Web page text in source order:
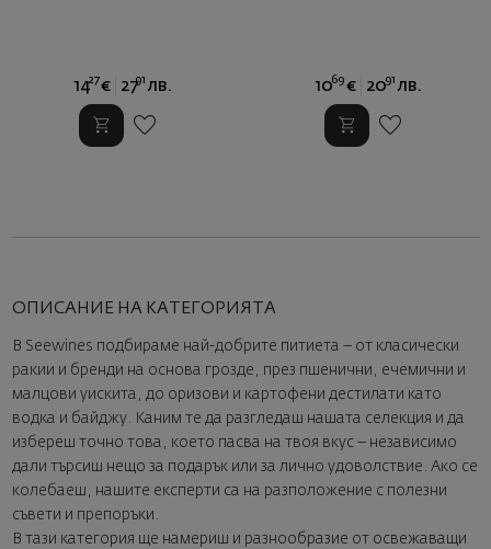
1427 € 2791 лв. 1069 € 2091 лв.
ОПИСАНИЕ НА КАТЕГОРИЯТА
В Seewines подбираме най-добрите питиета – от класически
ракии и бренди на основа грозде, през пшенични, ечемични и
малцови уискита, до оризови и картофени дестилати като
водка и байджу. Каним те да разгледаш нашата селекция и да
избереш точно това, което пасва на твоя вкус – независимо
дали търсиш нещо за подарък или за лично удоволствие. Ако се
колебаеш, нашите експерти са на разположение с полезни
съвети и препоръки.
В тази категория ще намериш и разнообразие от освежаващи